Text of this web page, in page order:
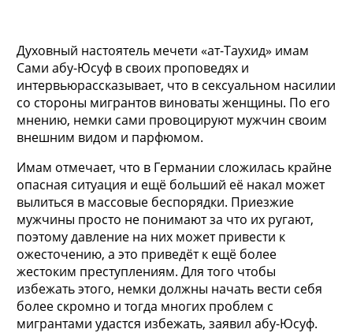
Духовный настоятель мечети «ат-Таухид» имам
Сами абу-Юсуф в своих проповедях и
интервьюрассказывает, что в сексуальном насилии
со стороны мигрантов виноваты женщины. По его
мнению, немки сами провоцируют мужчин своим
внешним видом и парфюмом.
Имам отмечает, что в Германии сложилась крайне
опасная ситуация и ещё больший её накал может
вылиться в массовые беспорядки. Приезжие
мужчины просто не понимают за что их ругают,
поэтому давление на них может привести к
ожесточению, а это приведёт к ещё более
жестоким преступлениям. Для того чтобы
избежать этого, немки должны начать вести себя
более скромно и тогда многих проблем с
мигрантами удастся избежать, заявил абу-Юсуф.